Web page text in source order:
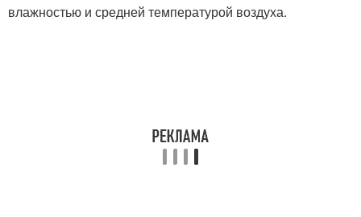
влажностью и средней температурой воздуха.